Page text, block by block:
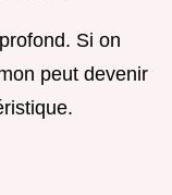
Si on
peut devenir